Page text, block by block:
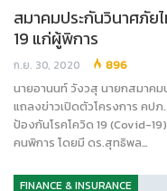
สมาคมประกันวินาศภัย
19 แก่ผู้พิการ
ก.ย. 30, 2020 896
นายอานนท์ วังวสุ นายกสมาคม
แถลงข่าวเปิดตัวโครงการ คป
ป้องกันโรคโควิด 19 (Covid-
คนพิการ โดยมี ดร.สุทธิพล…
FINANCE & INSURANCE